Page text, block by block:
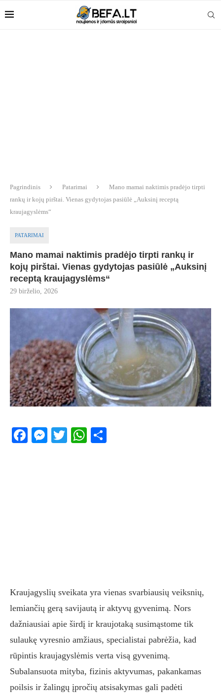
Pagrindinis Patarimai
Mano mamai naktimis pradėjo tirpti
rankų ir kojų pirštai. Vienas gydytojas pasiūlė „Auksinį receptą
kraujagyslėms“
PATARIMAI
Mano mamai naktimis pradėjo tirpti rankų ir
kojų pirštai. Vienas gydytojas pasiūlė „Auksinį
receptą kraujagyslėms“
29 birželio, 2026
Facebook
Messenger
TwitterWhatsApp
Kraujagyslių sveikata yra vienas svarbiausių veiksnių,
lemiančių gerą savijautą ir aktyvų gyvenimą. Nors
dažniausiai apie širdį ir kraujotaką susimąstome tik
sulaukę vyresnio amžiaus, specialistai pabrėžia, kad
rūpintis kraujagyslėmis verta visą gyvenimą.
Subalansuota mityba, fizinis aktyvumas, pakankamas
poilsis ir žalingų įpročių atsisakymas gali padėti